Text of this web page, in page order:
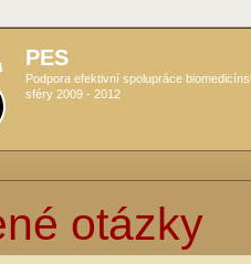
PES
Podpora efektivní spolupráce
sféry 2009 - 2012
otázky